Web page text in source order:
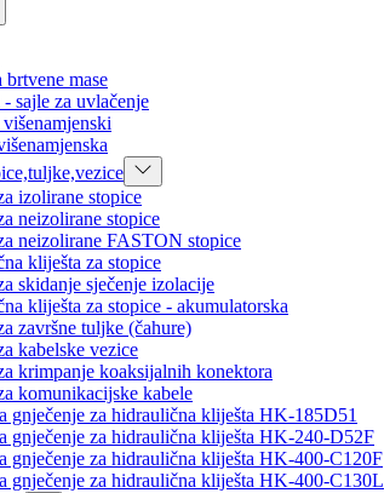
brtvene mase
sajle za uvlačenje
izolirane stopice
neizolirane stopice
neizolirane FASTON stopice
kliješta za stopice
skidanje sječenje izolacije
kliješta za stopice - akumulatorska
završne tuljke (čahure)
kabelske vezice
krimpanje koaksijalnih konektora
komunikacijske kabele
gnječenje za hidraulična kliješta HK-185D51
gnječenje za hidraulična kliješta HK-240-D52F
gnječenje za hidraulična kliješta HK-400-C120F
gnječenje za hidraulična kliješta HK-400-C130L